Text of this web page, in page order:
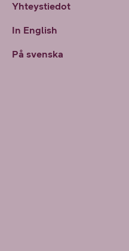
Yhteystiedot
In English
På svenska